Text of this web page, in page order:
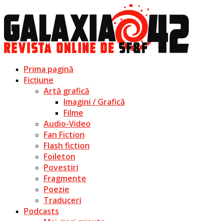
Prima pagină
Ficțiune
Artă grafică
Imagini / Grafică
Filme
Audio-Video
Fan Fiction
Flash fiction
Foileton
Povestiri
Fragmente
Poezie
Traduceri
Podcasts